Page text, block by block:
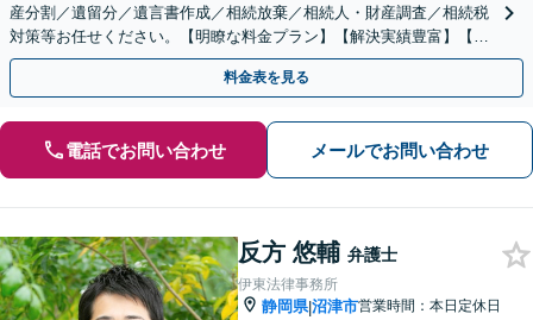
産分割／遺留分／遺言書作成／相続放棄／相続人・財産調査／相続税
対策等お任せください。【明瞭な料金プラン】【解決実績豊富】【電
話相談可】
料金表を見る
電話でお問い合わせ メールでお問い合わせ
反方 悠輔 弁護士
伊東法律事務所
静岡県|沼津市営業時間：本日定休日